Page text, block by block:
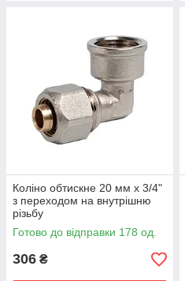
Коліно обтискне 20 мм х 3/4"
з переходом на внутрішню
різьбу
Готово до відправки 178 од.
306 ₴